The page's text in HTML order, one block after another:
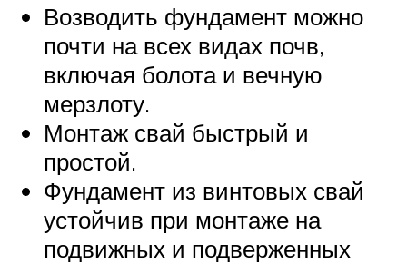
Возводить фундамент можно
почти на всех видах почв,
включая болота и вечную
мерзлоту.
Монтаж свай быстрый и
простой.
Фундамент из винтовых свай
устойчив при монтаже на
подвижных и подверженных